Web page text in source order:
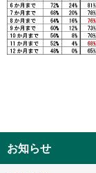
お知らせ